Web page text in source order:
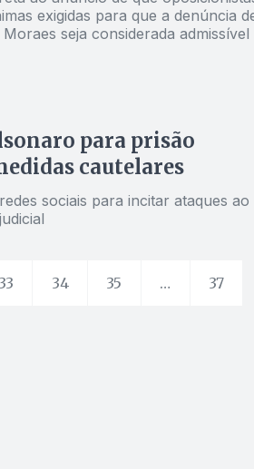
exigidas para que a denúncia
seja considerada admissível
para prisão
cautelares
sociais para incitar ataques ao
33 34 35 … 37